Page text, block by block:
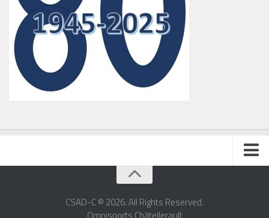
Culturelles sportCSAD-C © 2026. All Rights Reserved.